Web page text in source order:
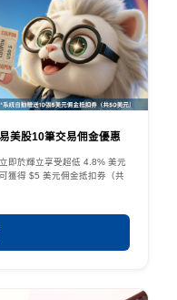
美股10筆交易佣金優惠
即於輝立享受超低 4.8% 美元
獲得 $5 美元佣金抵扣券（共